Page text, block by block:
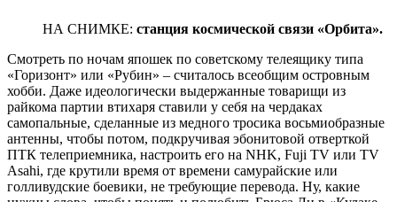
НА СНИМКЕ: станция космической связи «Орбита».
Смотреть по ночам япошек по советскому телеящику типа
«Горизонт» или «Рубин» – считалось всеобщим островным
хобби. Даже идеологически выдержанные товарищи из
райкома партии втихаря ставили у себя на чердаках
самопальные, сделанные из медного тросика восьмиобразные
антенны, чтобы потом, подкручивая эбонитовой отверткой
ПТК телеприемника, настроить его на NHK, Fuji TV или TV
Asahi, где крутили время от времени самурайские или
голливудские боевики, не требующие перевода. Ну, какие